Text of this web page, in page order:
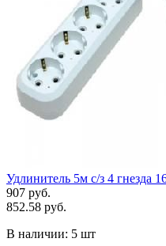
Удлинитель 5м с/з 4 гнезда
907 руб.
852.58 руб.
В наличии: 5 шт